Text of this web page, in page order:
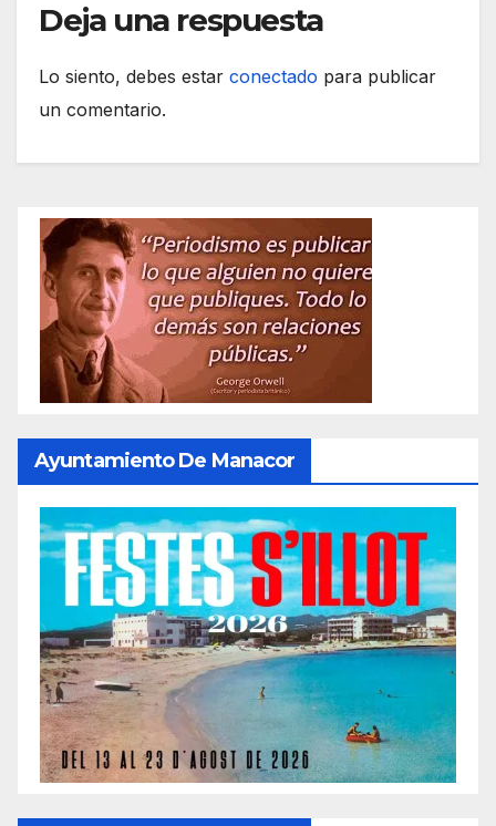
Deja una respuesta
Lo siento, debes estar conectado para publicar
un comentario.
Ayuntamiento De Manacor